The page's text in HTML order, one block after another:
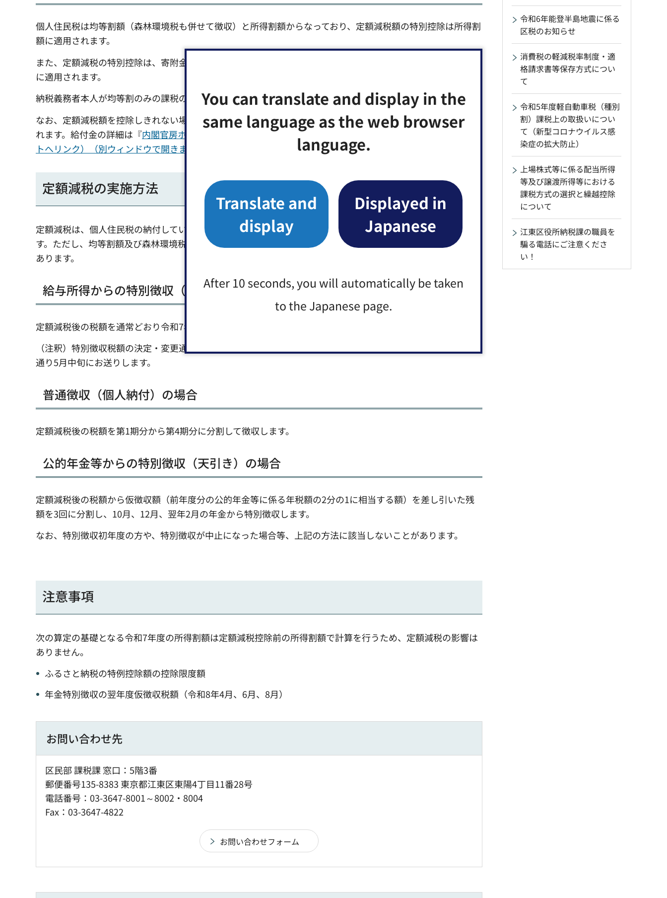
You can translate and display in the
same language as the web browser
language.
Translate and
display
Displayed in
Japanese
After 10 seconds, you will automatically be taken
to the Japanese page.
個人住民税は均等割額（森林環境税も併せて徴収）と所得割額からなっており、定額減税額の特別控除は所得割
額に適用されます。
また、定額減税の特別控除は、寄附金税額控除、住宅ローン控除等、他の税額控除の額を控除した後の所得割額
に適用されます。
納税義務者本人が均等割のみの課税の場合は、定額減税の対象にはなりません。
なお、定額減税額を控除しきれない場合は、控除しきれなかった金額について別途給付金（調整給付）が支給さ
れます。給付金の詳細は『内閣官房ホームページ「新たな経済に向けた給付金・定額減税一体措置」（外部サイ
トへリンク）（別ウィンドウで開きます）
定額減税の実施方法
定額減税は、個人住民税の納付していただく方法によって、実施方法が異なります。具体的には以下のとおりで
す。ただし、均等割額及び森林環境税額からは定額減税額を控除しないため、ご負担いただく税額が残る場合が
あります。
給与所得からの特別徴収（天引き）の場合
定額減税後の税額を通常どおり令和7年6月分から令和8年5月分までの12か月に分割して徴収します。
（注釈）特別徴収税額の決定・変更通知書は、定額減税の対象か否かにかかわらず、全従業員分について、例年
通り5月中旬にお送りします。
普通徴収（個人納付）の場合
定額減税後の税額を第1期分から第4期分に分割して徴収します。
公的年金等からの特別徴収（天引き）の場合
定額減税後の税額から仮徴収額（前年度分の公的年金等に係る年税額の2分の1に相当する額）を差し引いた残
額を3回に分割し、10月、12月、翌年2月の年金から特別徴収します。
なお、特別徴収初年度の方や、特別徴収が中止になった場合等、上記の方法に該当しないことがあります。
注意事項
次の算定の基礎となる令和7年度の所得割額は定額減税控除前の所得割額で計算を行うため、定額減税の影響は
ありません。
ふるさと納税の特例控除額の控除限度額
年金特別徴収の翌年度仮徴収税額（令和8年4月、6月、8月）
お問い合わせ先
区民部 課税課 窓口：5階3番
郵便番号135-8383 東京都江東区東陽4丁目11番28号
電話番号：03-3647-8001～8002・8004
Fax：03-3647-4822
令和6年能登半島地震に係る
区税のお知らせ
消費税の軽減税率制度・適
格請求書等保存方式につい
て
令和5年度軽自動車税（種別
割）課税上の取扱いについ
て（新型コロナウイルス感
染症の拡大防止）
上場株式等に係る配当所得
等及び譲渡所得等における
課税方式の選択と繰越控除
について
江東区役所納税課の職員を
騙る電話にご注意くださ
い！